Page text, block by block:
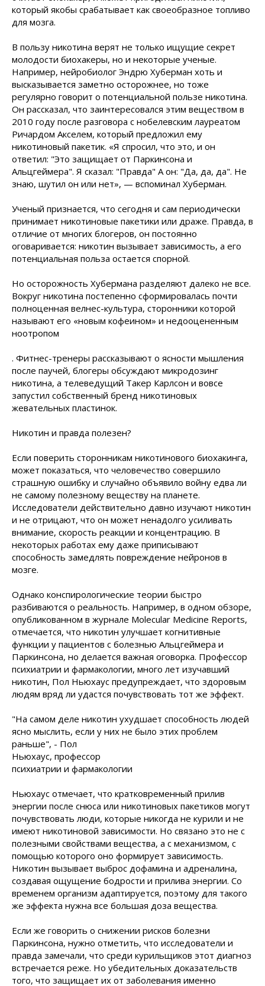
который якобы срабатывает как своеобразное топливо
для мозга.
В пользу никотина верят не только ищущие секрет
молодости биохакеры, но и некоторые ученые.
Например, нейробиолог Эндрю Хуберман хоть и
высказывается заметно осторожнее, но тоже
регулярно говорит о потенциальной пользе никотина.
Он рассказал, что заинтересовался этим веществом в
2010 году после разговора с нобелевским лауреатом
Ричардом Акселем, который предложил ему
никотиновый пакетик. «Я спросил, что это, и он
ответил: "Это защищает от Паркинсона и
Альцгеймера". Я сказал: "Правда" А он: "Да, да, да". Не
знаю, шутил он или нет», — вспоминал Хуберман.
Ученый признается, что сегодня и сам периодически
принимает никотиновые пакетики или драже. Правда, в
отличие от многих блогеров, он постоянно
оговаривается: никотин вызывает зависимость, а его
потенциальная польза остается спорной.
Но осторожность Хубермана разделяют далеко не все.
Вокруг никотина постепенно сформировалась почти
полноценная велнес-культура, сторонники которой
называют его «новым кофеином» и недооцененным
ноотропом
. Фитнес-тренеры рассказывают о ясности мышления
после паучей, блогеры обсуждают микродозинг
никотина, а телеведущий Такер Карлсон и вовсе
запустил собственный бренд никотиновых
жевательных пластинок.
Никотин и правда полезен?
Если поверить сторонникам никотинового биохакинга,
может показаться, что человечество совершило
страшную ошибку и случайно объявило войну едва ли
не самому полезному веществу на планете.
Исследователи действительно давно изучают никотин
и не отрицают, что он может ненадолго усиливать
внимание, скорость реакции и концентрацию. В
некоторых работах ему даже приписывают
способность замедлять повреждение нейронов в
мозге.
Однако конспирологические теории быстро
разбиваются о реальность. Например, в одном обзоре,
опубликованном в журнале Molecular Medicine Reports,
отмечается, что никотин улучшает когнитивные
функции у пациентов с болезнью Альцгеймера и
Паркинсона, но делается важная оговорка. Профессор
психиатрии и фармакологии, много лет изучавший
никотин, Пол Ньюхаус предупреждает, что здоровым
людям вряд ли удастся почувствовать тот же эффект.
"На самом деле никотин ухудшает способность людей
ясно мыслить, если у них не было этих проблем
раньше", - Пол
Ньюхаус, профессор
психиатрии и фармакологии
Ньюхаус отмечает, что кратковременный прилив
энергии после снюса или никотиновых пакетиков могут
почувствовать люди, которые никогда не курили и не
имеют никотиновой зависимости. Но связано это не с
полезными свойствами вещества, а с механизмом, с
помощью которого оно формирует зависимость.
Никотин вызывает выброс дофамина и адреналина,
создавая ощущение бодрости и прилива энергии. Со
временем организм адаптируется, поэтому для такого
же эффекта нужна все большая доза вещества.
Если же говорить о снижении рисков болезни
Паркинсона, нужно отметить, что исследователи и
правда замечали, что среди курильщиков этот диагноз
встречается реже. Но убедительных доказательств
того, что защищает их от заболевания именно